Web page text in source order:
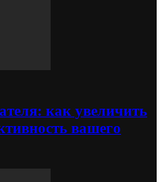
как увеличить
вашего